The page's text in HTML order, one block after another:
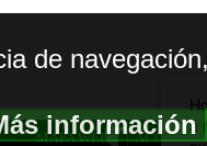
MAPA WEB|
de
información